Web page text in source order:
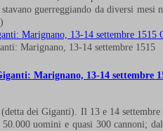
stavano guerreggiando da diversi
Marignano, 13-14 settembre
dei Giganti). Il 13 e 14
uomini e quasi 300 cannoni;